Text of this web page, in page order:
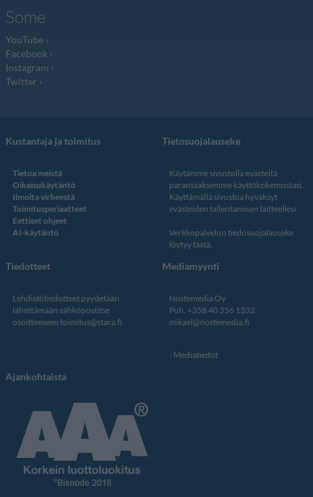
Some
YouTube
Facebook
Instagram
Twitter
Kustantaja ja toimitus
Tietoa meistä
Oikaisukäytäntö
Ilmoita virheestä
Toimitusperiaatteet
Eettiset ohjeet
AI-käytäntö
Tietosuojalauseke
Käytämme sivustolla evästeitä
parantaaksemme käyttökokemustasi.
Käyttämällä sivustoa hyväksyt
evästeiden tallentamisen laitteellesi.
Verkkopalvelun tiedosuojalauseke
löytyy tästä.
Tiedotteet
Lehdistötiedotteet pyydetään
lähettämään sähköpostitse
osoitteeseen toimitus@stara.fi
Mediamyynti
Nostemedia Oy
Puh. +358 40 356 1332
mikael@nostemedia.fi
Mediatiedot
Ajankohtaista